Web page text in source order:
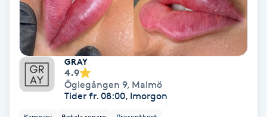
Diamantslipning
Enzympeeling
Extensions
GRAY
4.9
Öglegången 9, Malmö
Tider fr. 08:00, Imorgon